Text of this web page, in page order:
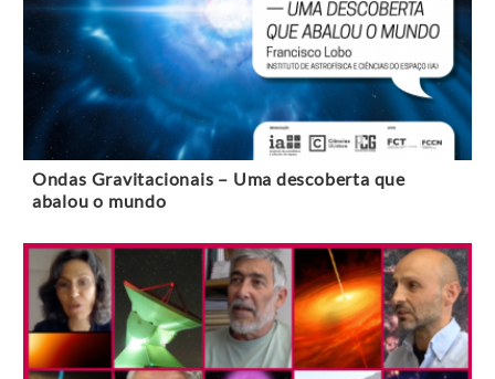
Ondas Gravitacionais – Uma descoberta que
abalou o mundo